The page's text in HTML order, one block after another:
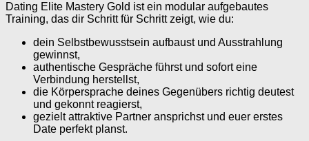
Dating Elite Mastery Gold ist ein modular aufgebautes
Training, das dir Schritt für Schritt zeigt, wie du:
dein Selbstbewusstsein aufbaust und Ausstrahlung
gewinnst,
authentische Gespräche führst und sofort eine
Verbindung herstellst,
die Körpersprache deines Gegenübers richtig deutest
und gekonnt reagierst,
gezielt attraktive Partner ansprichst und euer erstes
Date perfekt planst.